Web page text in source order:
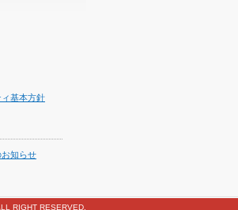
基本方針
知らせ
RIGHT RESERVED.